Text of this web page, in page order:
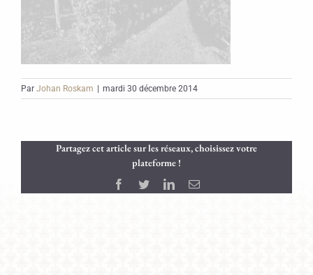
Par Johan Roskam mardi 30 décembre 2014
Partagez cet article sur les réseaux, choisissez votre
plateforme !
Facebook
TwitterLinkedInEmail